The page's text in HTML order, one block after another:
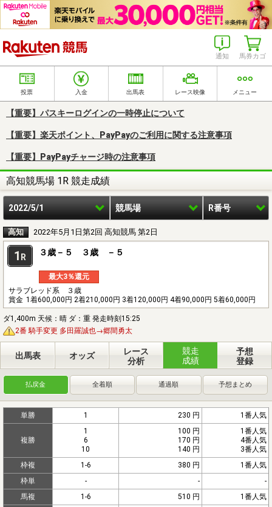
馬券カゴ
通知
投票 入金 出馬表 レース映像 メニュー
【重要】パスキーログインの一時停止について
【重要】楽天ポイント、PayPayのご利用に関する注意事項
【重要】PayPayチャージ時の注意事項
高知競馬場 1R 競走成績
2022/5/1 競馬場 R番号
高知 2022年5月1日第2回 高知競馬 第2日
1 R ３歳－５ ３歳 －５
最大3％還元
サラブレッド系 ３歳
賞金 1着600,000円 2着210,000円 3着120,000円 4着90,000円 5着60,000円
ダ1,400m 天候：晴 ダ：重 発走時刻15:25
2番 騎手変更 多田羅誠也→郷間勇太
出馬表 オッズ
レース
分析
競走
成績
予想
登録
払戻金 全着順 通過順 予想まとめ
単勝 1 230 円 1番人気
複勝
1
6
10
100 円
170 円
140 円
1番人気
4番人気
3番人気
枠複
1-6 380 円
1番人気
枠単
- -
-
馬複
1-6 510 円
1番人気